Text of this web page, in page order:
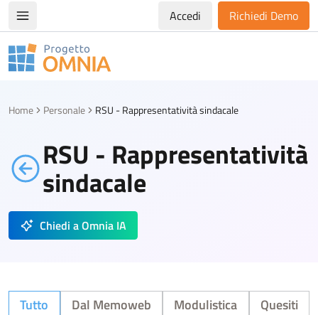
Apri/chiudi menù di navigazioneAccedi Richiedi Demo
Progetto Omnia
Home Personale RSU - Rappresentatività sindacale
RSU - Rappresentatività
sindacale
Chiedi a Omnia IA
Tutto Dal Memoweb Modulistica
Quesiti